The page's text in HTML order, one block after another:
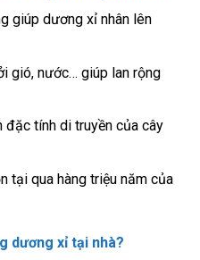
giúp dương xỉ nhân lên
gió, nước… giúp lan rộng
tính di truyền của cây
tại qua hàng triệu năm của
dương xỉ tại nhà?